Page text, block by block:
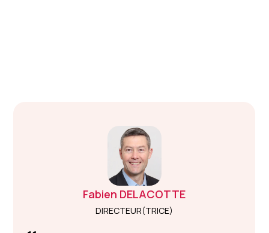
Fabien DELACOTTE
DIRECTEUR(TRICE)